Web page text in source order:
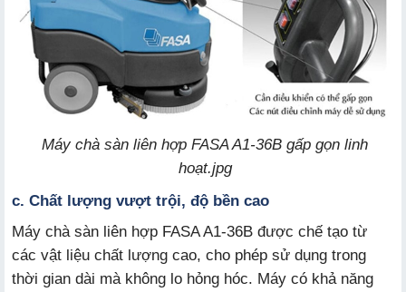
Máy chà sàn liên hợp FASA A1-36B gấp gọn linh
hoạt.jpg
c. Chất lượng vượt trội, độ bền cao
Máy chà sàn liên hợp FASA A1-36B được chế tạo từ
các vật liệu chất lượng cao, cho phép sử dụng trong
thời gian dài mà không lo hỏng hóc. Máy có khả năng